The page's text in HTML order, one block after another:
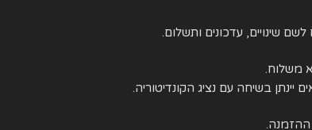
שינויים, עדכונים ותשלום.
משלוח.
בשיחה עם נציג הקונדיטוריה.
ההזמנה.